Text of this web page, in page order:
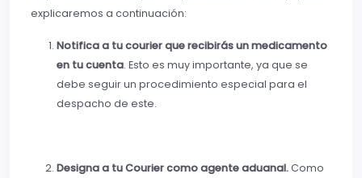
explicaremos a continuación:
Notifica a tu courier que recibirás un medicamento
en tu cuenta. Esto es muy importante, ya que se
debe seguir un procedimiento especial para el
despacho de este.
Designa a tu Courier como agente aduanal.Como